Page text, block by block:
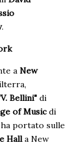
.
a New
Bellini" di
of Musicdi
portato sulle
Halla New